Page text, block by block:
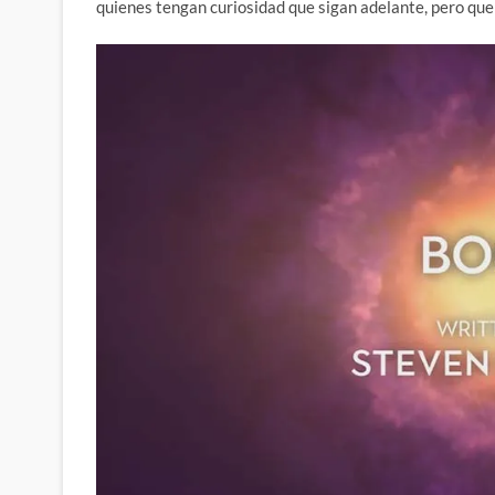
quienes tengan curiosidad que sigan adelante, pero